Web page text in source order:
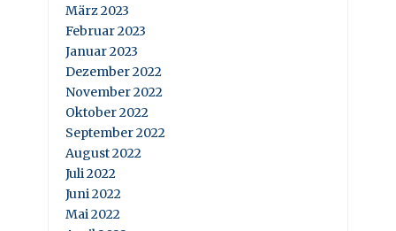
März 2023
Februar 2023
Januar 2023
Dezember 2022
November 2022
Oktober 2022
September 2022
August 2022
Juli 2022
Juni 2022
Mai 2022